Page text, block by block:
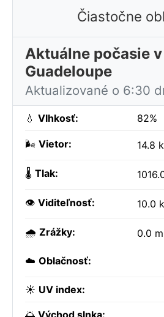
Čiastočne
Aktuálne počasie
Guadeloupe
Aktualizované o 6:30
💧 Vlhkosť: 82%
🌬️ Vietor: 14.8
🌡️ Tlak:
👁️ Viditeľnosť: 10.0
🌧️ Zrážky: 0.0
☁️ Oblačnosť:
☀️ UV index:
🌅 Východ slnka: